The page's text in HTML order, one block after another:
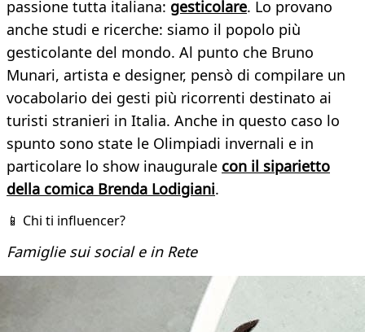
passione tutta italiana: gesticolare. Lo provano
anche studi e ricerche: siamo il popolo più
gesticolante del mondo. Al punto che Bruno
Munari, artista e designer, pensò di compilare un
vocabolario dei gesti più ricorrenti destinato ai
turisti stranieri in Italia. Anche in questo caso lo
spunto sono state le Olimpiadi invernali e in
particolare lo show inaugurale con il siparietto
della comica Brenda Lodigiani.
📱 Chi ti influencer?
Famiglie sui social e in Rete